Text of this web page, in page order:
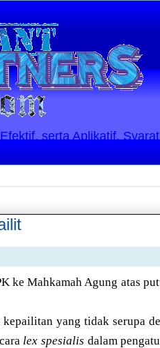
serta Aplikatif.
ke Mahkamah Agung atas
yang tidak serupa
lex spesialis dalam